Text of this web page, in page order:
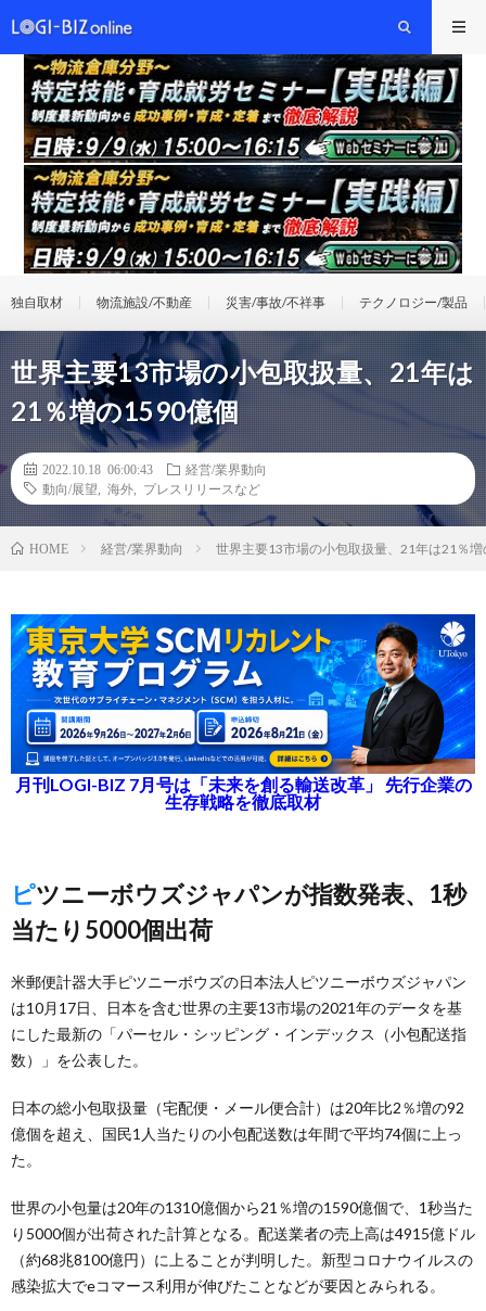
独自取材 物流施設/不動産 災害/事故/不祥事 テクノロジー/製品
世界主要13市場の小包取扱量、21年は
21％増の1590億個
2022.10.18 06:00:43
経営/業界動向
動向/展望
海外 プレスリリースなど
HOME 経営/業界動向 世界主要13市場の小包取扱量、21年は21％
月刊LOGI-BIZ 7月号は「未来を創る輸送改革」 先行企業の
生存戦略を徹底取材
ピツニーボウズジャパンが指数発表、1秒
当たり5000個出荷
米郵便計器大手ピツニーボウズの日本法人ピツニーボウズジャパン
は10月17日、日本を含む世界の主要13市場の2021年のデータを基
にした最新の「パーセル・シッピング・インデックス（小包配送指
数）」を公表した。
日本の総小包取扱量（宅配便・メール便合計）は20年比2％増の92
億個を超え、国民1人当たりの小包配送数は年間で平均74個に上っ
た。
世界の小包量は20年の1310億個から21％増の1590億個で、1秒当た
り5000個が出荷された計算となる。配送業者の売上高は4915億ドル
（約68兆8100億円）に上ることが判明した。新型コロナウイルスの
感染拡大でeコマース利用が伸びたことなどが要因とみられる。